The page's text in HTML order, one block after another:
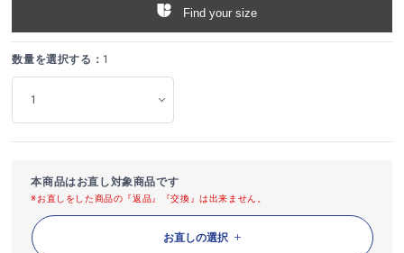
Find your size
数量を選択する： 1
本商品はお直し対象商品です
※お直しをした商品の『返品』『交換』は出来ません。
お直しの選択